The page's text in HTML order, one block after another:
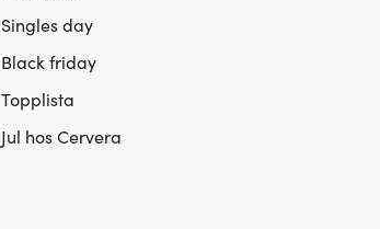
Singles day
Black friday
Topplista
Jul hos Cervera